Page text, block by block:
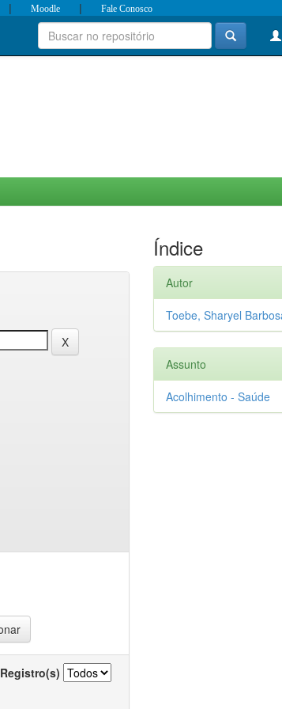
| Moodle | Fale Conosco
Registro(s)
Índice
Autor
Toebe, Sharyel
Assunto
Acolhimento - Saúde